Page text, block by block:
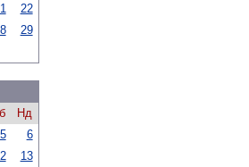
22
29
Нд
5
6
13